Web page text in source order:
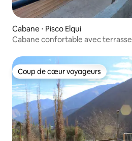
Cabane ⋅ Pisco Elqui
Cabane confortable avec terrasse
Coup de cœur voyageurs
Coup de cœur voyageurs